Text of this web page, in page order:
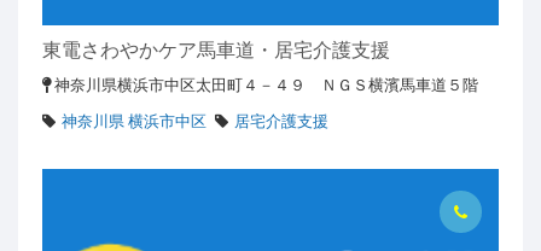
東電さわやかケア馬車道・居宅介護支援
神奈川県横浜市中区太田町４－４９ ＮＧＳ横濱馬車道５階
神奈川県 横浜市中区
居宅介護支援